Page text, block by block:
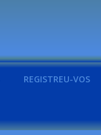
REGISTREU-VOS